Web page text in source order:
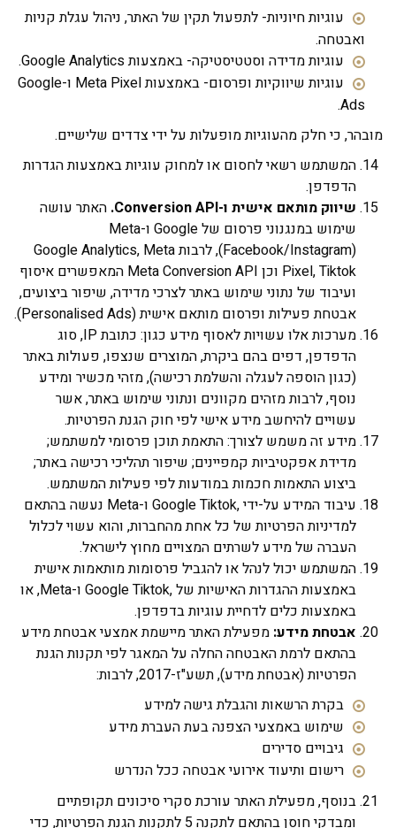
עוגיות חיוניות- לתפעול תקין של האתר, ניהול עגלת קניות
ואבטחה.
עוגיות מדידה וסטטיסטיקה- באמצעות Google Analytics.
עוגיות שיווקיות ופרסום- באמצעות Meta Pixel ו-Google
כי חלק מהעוגיות מופעלות על ידי צדדים שלישיים.
המשתמש רשאי לחסום או למחוק עוגיות באמצעות הגדרות
הדפדפן.
שיווק מותאם אישית ו-Conversion API
.האתר עושה
שימוש במנגנוני פרסום של Google ו-Meta
(Facebook/Instagram), לרבות Google Analytics, Meta
Pixel, Tiktok וכן Meta Conversion API המאפשרים איסוף
ועיבוד של נתוני שימוש באתר לצרכי מדידה, שיפור ביצועים,
אבטחת פעילות ופרסום מותאם אישית (Personalised Ads).
מערכות אלו עשויות לאסוף מידע כגון: כתובת IP, סוג
הדפדפן, דפים בהם ביקרת, המוצרים שנצפו, פעולות באתר
(כגון הוספה לעגלה והשלמת רכישה), מזהי מכשיר ומידע
נוסף, לרבות מזהים מקוונים ונתוני שימוש באתר, אשר
עשויים להיחשב מידע אישי לפי חוק הגנת הפרטיות.
מידע זה משמש לצורך: התאמת תוכן פרסומי למשתמש;
מדידת אפקטיביות קמפיינים; שיפור תהליכי רכישה באתר;
ביצוע התאמות חכמות במודעות לפי פעילות המשתמש.
עיבוד המידע על-ידי ,Google Tiktok ו-Meta נעשה בהתאם
למדיניות הפרטיות של כל אחת מהחברות, והוא עשוי לכלול
העברה של מידע לשרתים המצויים מחוץ לישראל.
המשתמש יכול לנהל או להגביל פרסומות מותאמות אישית
באמצעות ההגדרות האישיות של ,Google Tiktok ו-Meta, או
באמצעות כלים לדחיית עוגיות בדפדפן.
אבטחת מידע:מפעילת האתר מיישמת אמצעי אבטחת מידע
בהתאם לרמת האבטחה החלה על המאגר לפי תקנות הגנת
הפרטיות (אבטחת מידע), תשע"ז-2017, לרבות:
בקרת הרשאות והגבלת גישה למידע
שימוש באמצעי הצפנה בעת העברת מידע
גיבויים סדירים
רישום ותיעוד אירועי אבטחה ככל הנדרש
בנוסף, מפעילת האתר עורכת סקרי סיכונים תקופתיים
ומבדקי חוסן בהתאם לתקנה 5 לתקנות הגנת הפרטיות, כדי